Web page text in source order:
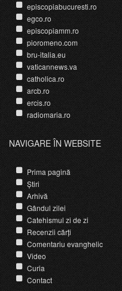
episcopiabucuresti.ro
egco.ro
episcopiamm.ro
pioromeno.com
bru-italia.eu
vaticannews.va
catholica.ro
arcb.ro
ercis.ro
radiomaria.ro
NAVIGARE ÎN WEBSITE
Prima pagină
Știri
Arhivă
Gândul zilei
Catehismul zi de zi
Recenzii cărți
Comentariu evanghelic
Video
Curia
Contact